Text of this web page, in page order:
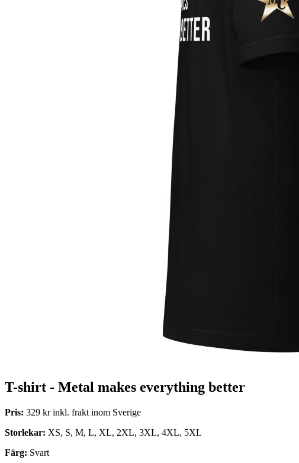
T-shirt - Metal makes everything better
Pris: 329 kr inkl. frakt inom Sverige
Storlekar: XS, S, M, L, XL, 2XL, 3XL, 4XL, 5XL
Färg: Svart